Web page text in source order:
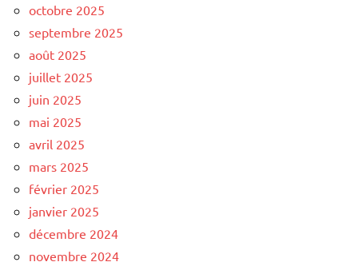
octobre 2025
septembre 2025
août 2025
juillet 2025
juin 2025
mai 2025
avril 2025
mars 2025
février 2025
janvier 2025
décembre 2024
novembre 2024